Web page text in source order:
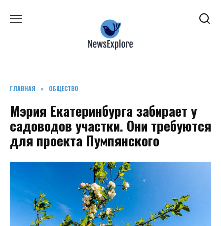
ГЛАВНАЯ » ОБЩЕСТВО
Мэрия Екатеринбурга забирает у
садоводов участки. Они требуются
для проекта Пумпянского